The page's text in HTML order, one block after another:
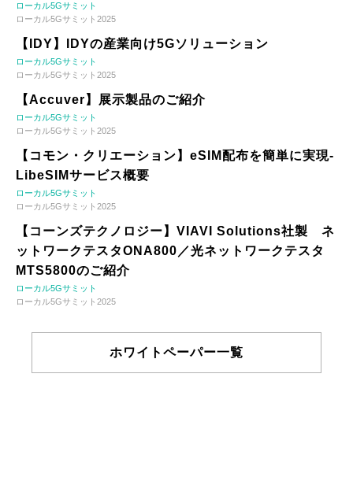
ローカル5Gサミット
ローカル5Gサミット2025
【IDY】IDYの産業向け5Gソリューション
ローカル5Gサミット
ローカル5Gサミット2025
【Accuver】展示製品のご紹介
ローカル5Gサミット
ローカル5Gサミット2025
【コモン・クリエーション】eSIM配布を簡単に実現-
LibeSIMサービス概要
ローカル5Gサミット
ローカル5Gサミット2025
【コーンズテクノロジー】VIAVI Solutions社製 ネ
ットワークテスタONA800／光ネットワークテスタ
MTS5800のご紹介
ローカル5Gサミット
ローカル5Gサミット2025
ホワイトペーパー一覧